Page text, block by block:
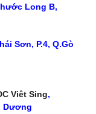
Long B,
Sơn, P.4, Q.Gò
Viêt Sing,
Dương